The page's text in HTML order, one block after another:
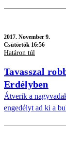
2017. November 9.
Csütörtök 16:56
Határon túl
Tavasszal
Erdélyben
Átverik a
engedélyt ad ki a